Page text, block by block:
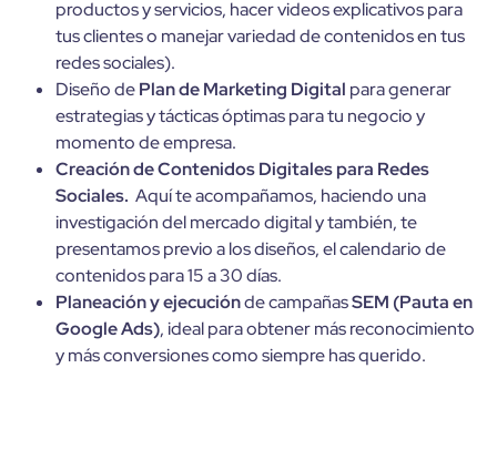
productos y servicios, hacer videos explicativos para
tus clientes o manejar variedad de contenidos en tus
redes sociales).
Diseño dePlan de Marketing Digital para generar
estrategias y tácticas óptimas para tu negocio y
momento de empresa.
Creación de Contenidos Digitales para Redes
Sociales. Aquí te acompañamos, haciendo una
investigación del mercado digital y también, te
presentamos previo a los diseños, el calendario de
contenidos para 15 a 30 días.
Planeación y ejecuciónde campañasSEM (Pauta en
Google Ads), ideal para obtener más reconocimiento
y más conversiones como siempre has querido.